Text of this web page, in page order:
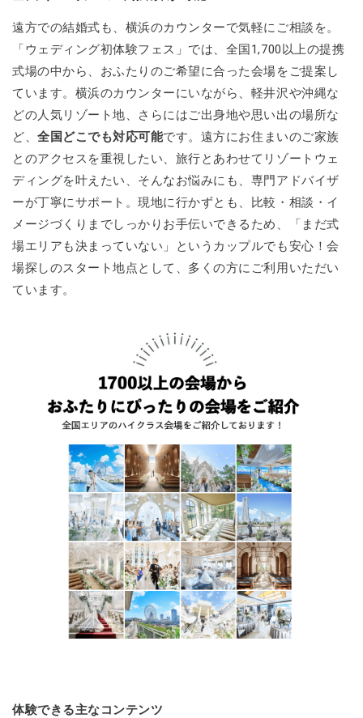
遠方での結婚式も、横浜のカウンターで気軽にご相談を。
「ウェディング初体験フェス」では、全国1,700以上の提携
式場の中から、おふたりのご希望に合った会場をご提案し
ています。横浜のカウンターにいながら、軽井沢や沖縄な
どの人気リゾート地、さらにはご出身地や思い出の場所な
ど、全国どこでも対応可能です。遠方にお住まいのご家族
とのアクセスを重視したい、旅行とあわせてリゾートウェ
ディングを叶えたい、そんなお悩みにも、専門アドバイザ
ーが丁寧にサポート。現地に行かずとも、比較・相談・イ
メージづくりまでしっかりお手伝いできるため、「まだ式
場エリアも決まっていない」というカップルでも安心！会
場探しのスタート地点として、多くの方にご利用いただい
ています。
体験できる主なコンテンツ